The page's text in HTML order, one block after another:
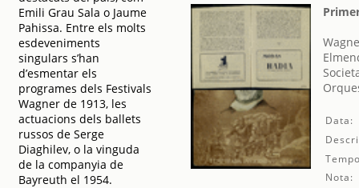
Emili Grau Sala o Jaume
Pahissa. Entre els molts
esdeveniments
singulars s’han
d’esmentar els
programes dels Festivals
Wagner de 1913, les
actuacions dels ballets
russos de Serge
Diaghilev, o la vinguda
de la companyia de
Bayreuth el 1954.
Data:
Nota: